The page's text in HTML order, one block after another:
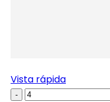
Vista rápida
-